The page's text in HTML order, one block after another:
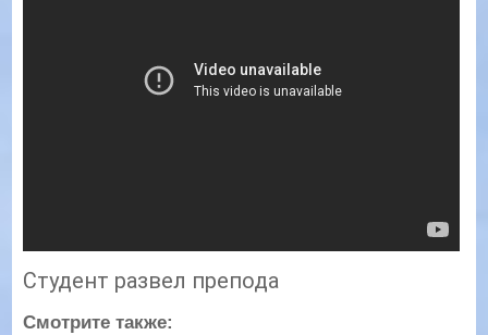
Студент развел препода
Смотрите также: